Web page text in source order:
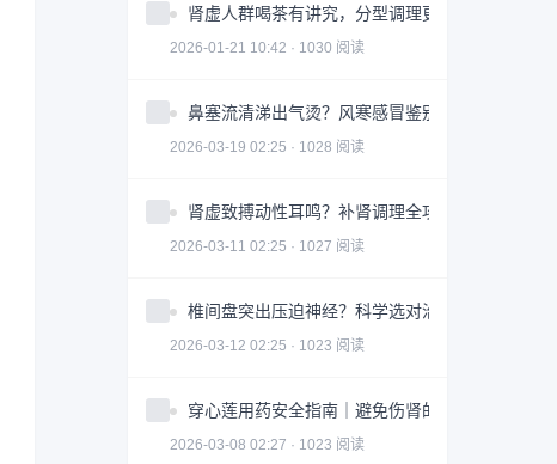
肾虚人群喝茶有讲究，分型调理更有效
2026-01-21 10:42 · 1030 阅读
鼻塞流清涕出气烫？风寒感冒鉴别指南全攻略
2026-03-19 02:25 · 1028 阅读
肾虚致搏动性耳鸣？补肾调理全攻略｜实用指南
2026-03-11 02:25 · 1027 阅读
椎间盘突出压迫神经？科学选对治疗方案全攻略
2026-03-12 02:25 · 1023 阅读
穿心莲用药安全指南｜避免伤肾的3大关键因素
2026-03-08 02:27 · 1023 阅读